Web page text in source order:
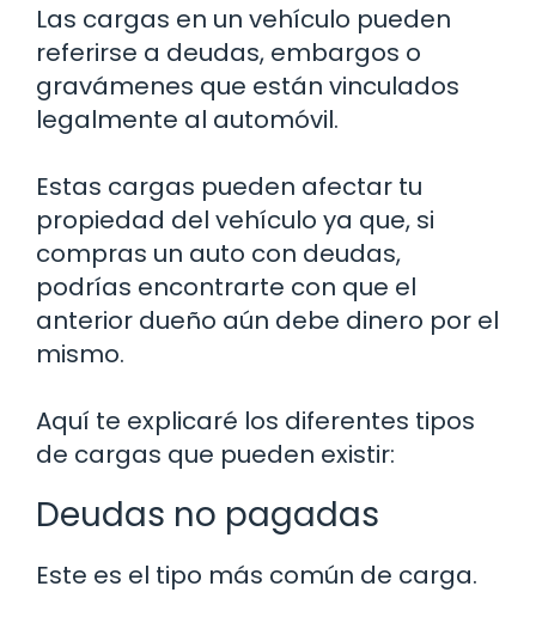
Las cargas en un vehículo pueden
referirse a deudas, embargos o
gravámenes que están vinculados
legalmente al automóvil.
Estas cargas pueden afectar tu
propiedad del vehículo ya que, si
compras un auto con deudas,
podrías encontrarte con que el
anterior dueño aún debe dinero por el
mismo.
Aquí te explicaré los diferentes tipos
de cargas que pueden existir:
Deudas no pagadas
Este es el tipo más común de carga.